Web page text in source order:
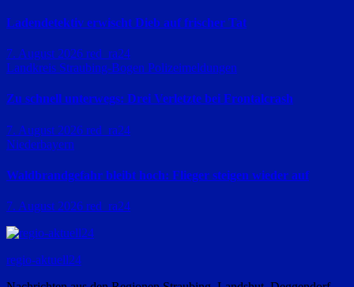
Ladendetektiv erwischt Dieb auf frischer Tat
7. August 2026 red_ra24
Landkreis Straubing-Bogen Polizeimeldungen
Zu schnell unterwegs: Drei Verletzte bei Frontalcrash
7. August 2026 red_ra24
Niederbayern
Waldbrandgefahr bleibt hoch: Flieger steigen wieder auf
7. August 2026 red_ra24
regio-aktuell24